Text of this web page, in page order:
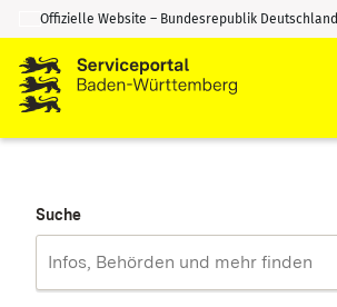
Zum Inhalt springen
Zur Suche springen
Offizielle Website – Bundesrepublik Deutschland
Suche